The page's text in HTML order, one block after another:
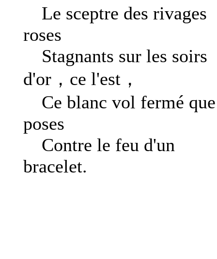
Le sceptre des rivages
roses
Stagnants sur les soirs
d'or，ce l'est，
Ce blanc vol fermé
poses
Contre le feu d'un
bracelet.